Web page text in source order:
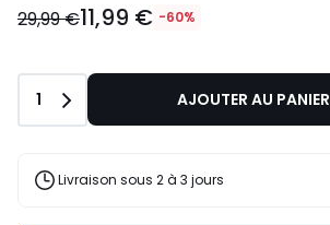
€
29,99
€
de
réduction
29,99 €11,99 € -60%
Quantité
1 AJOUTER AU PANIER
Livraison sous 2 à 3 jours